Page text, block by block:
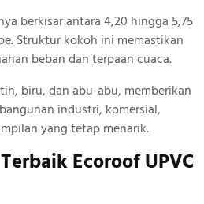
berkisar antara 4,20 hingga 5,75
Struktur kokoh ini memastikan
beban dan terpaan cuaca.
biru, dan abu-abu, memberikan
industri, komersial,
yang tetap menarik.
Ecoroof UPVC